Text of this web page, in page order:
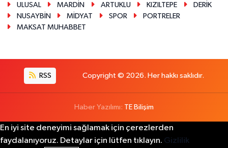
ULUSAL MARDİN ARTUKLU KIZILTEPE
DERİK
NUSAYBİN
MİDYAT SPOR
PORTRELER
MAKSAT MUHABBET
RSS Copyright © 2026. Her hakkı saklıdır.
Haber Yazılımı: TE Bilişim
En iyi site deneyimi sağlamak için çerezlerden
faydalanıyoruz. Detaylar için lütfen tıklayın. Gizlilik